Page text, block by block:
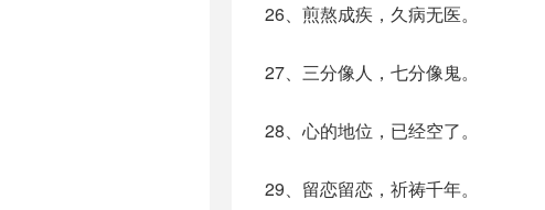
26、煎熬成疾，久病无医。
27、三分像人，七分像鬼。
28、心的地位，已经空了。
29、留恋留恋，祈祷千年。